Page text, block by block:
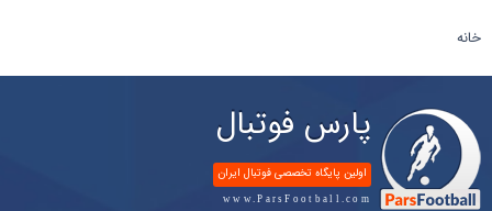
خانه
پارس فوتبال
اولین پایگاه تخصصی فوتبال ایران
www.ParsFootball.com